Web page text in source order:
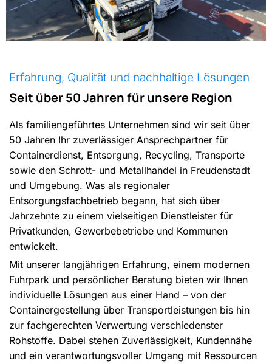
Erfahrung, Qualität und nachhaltige Lösungen
Seit über 50 Jahren für unsere Region
Als familiengeführtes Unternehmen sind wir seit über
50 Jahren Ihr zuverlässiger Ansprechpartner für
Containerdienst, Entsorgung, Recycling, Transporte
sowie den Schrott- und Metallhandel in Freudenstadt
und Umgebung. Was als regionaler
Entsorgungsfachbetrieb begann, hat sich über
Jahrzehnte zu einem vielseitigen Dienstleister für
Privatkunden, Gewerbebetriebe und Kommunen
entwickelt.
Mit unserer langjährigen Erfahrung, einem modernen
Fuhrpark und persönlicher Beratung bieten wir Ihnen
individuelle Lösungen aus einer Hand – von der
Containergestellung über Transportleistungen bis hin
zur fachgerechten Verwertung verschiedenster
Rohstoffe. Dabei stehen Zuverlässigkeit, Kundennähe
und ein verantwortungsvoller Umgang mit Ressourcen